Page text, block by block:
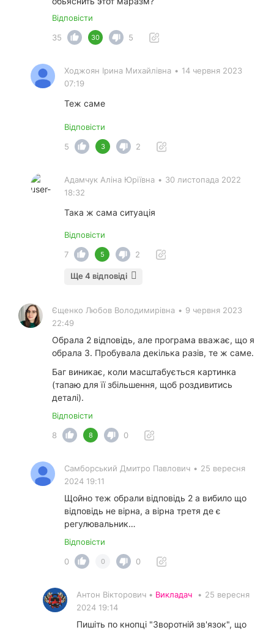
Відповісти
35
30 5
Ходжоян Ірина Михайлівна • 14 червня 2023
07:19
Теж саме
Відповісти
5
3 2
Адамчук Аліна Юріївна • 30 листопада 2022
18:32
Така ж сама ситуація
Відповісти
7
5 2
Ще 4 відповіді
Єщенко Любов Володимирівна • 9 червня 2023
22:49
Обрала 2 відповідь, але програма вважає, що я
обрала 3. Пробувала декілька разів, те ж саме.
Баг виникає, коли масштабується картинка
(тапаю для її збільшення, щоб роздивитись
деталі).
Відповісти
8
8 0
Самборський Дмитро Павлович • 25 вересня
2024 19:11
Щойно теж обрали відповідь 2 а вибило що
відповідь не вірна, а вірна третя де є
регулювальник…
Відповісти
0
0 0
Антон Вікторович • Викладач • 25 вересня
2024 19:14
Пишіть по кнопці "Зворотній зв'язок", що